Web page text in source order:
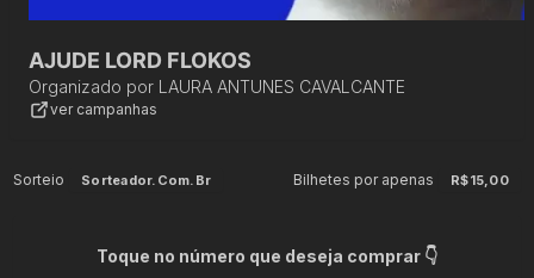
AJUDE LORD FLOKOS
Organizado por LAURA ANTUNES CAVALCANTE
ver campanhas
Sorteio Sorteador.com.br Bilhetes por apenas R$15,00
Toque no número que deseja comprar 👇